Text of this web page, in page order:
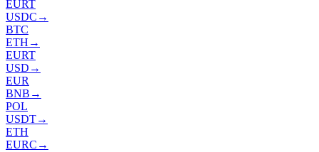
EURT
USDC →
BTC
ETH →
EURT
USD →
EUR
BNB →
POL
USDT→
ETH
EURC →